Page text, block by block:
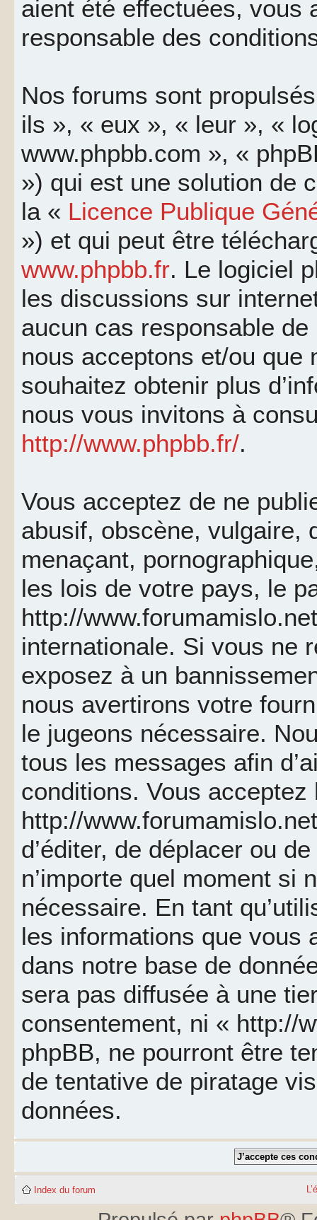
aient été effectuées, vous
responsable des
Nos forums sont
ils », « eux », « leur », «
www.phpbb.com », «
») qui est une solution de
la « Licence Publique
») et qui peut être
www.phpbb.fr. Le logiciel
les discussions sur
aucun cas responsable
nous acceptons et/ou que
souhaitez obtenir plus
nous vous invitons à
http://www.phpbb.fr/.
Vous acceptez de ne
abusif, obscène, vulgaire,
menaçant,
les lois de votre pays, le
http://
internationale. Si vous ne
exposez à un
nous avertirons votre
le jugeons nécessaire.
tous les messages afin
conditions. Vous acceptez
http://
d’éditer, de déplacer ou
n’importe quel moment si
nécessaire. En tant
les informations que vous
dans notre base de
sera pas diffusée à une
consentement, ni « http://
phpBB, ne pourront être
de tentative de piratage
données.
Index du forum